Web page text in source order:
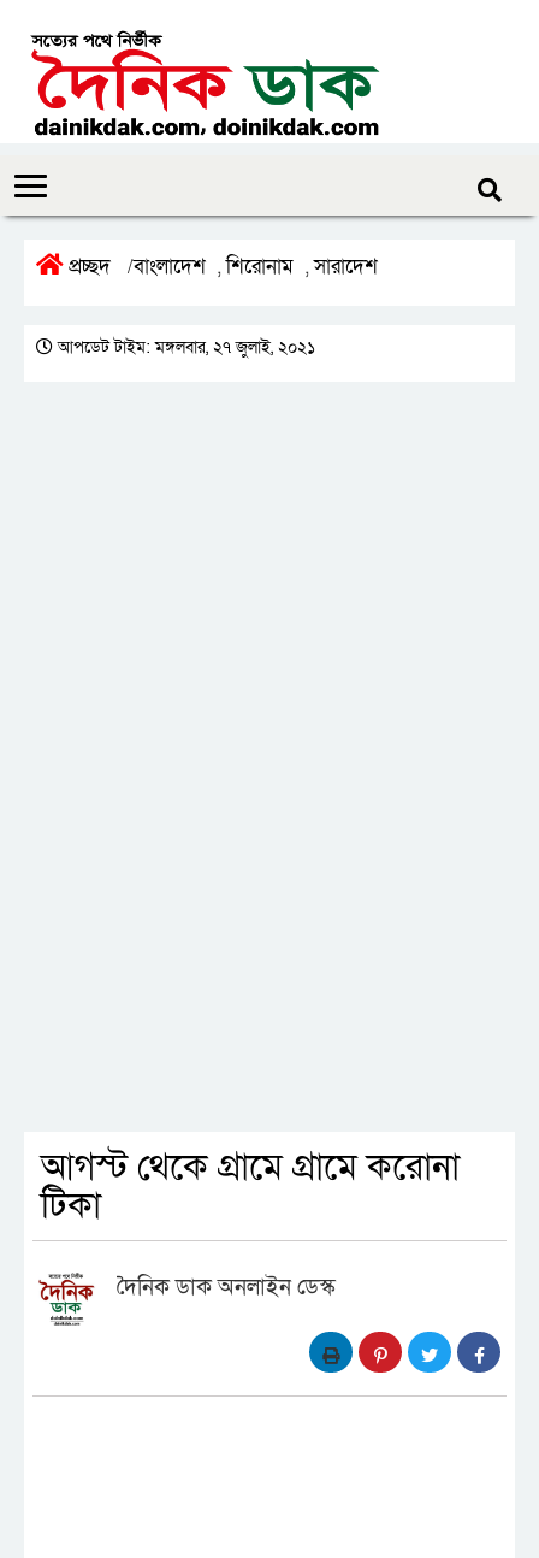
প্রচ্ছদ /বাংলাদেশ ,শিরোনাম ,সারাদেশ
আপডেট টাইম: মঙ্গলবার, ২৭ জুলাই, ২০২১
আগস্ট থেকে গ্রামে গ্রামে করোনা
টিকা
দৈনিক ডাক অনলাইন ডেস্ক